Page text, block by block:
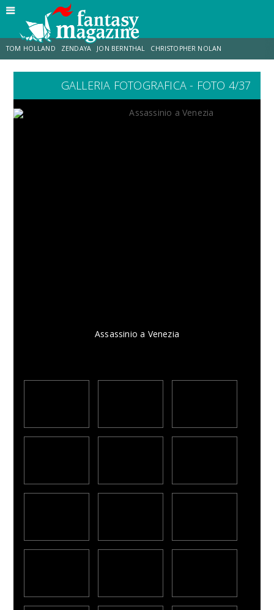
TOM HOLLAND ZENDAYA JON BERNTHAL CHRISTOPHER NOLAN
LUCCA COMICS & GAMES ODISSEA CHRIS MCKENNA
GALLERIA FOTOGRAFICA - FOTO 4/37
Assassinio a Venezia